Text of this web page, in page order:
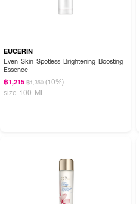
EUCERIN
Even Skin Spotless Brightening Boosting
Essence
฿1,215 ฿1,350 (10%)
size 100 ML